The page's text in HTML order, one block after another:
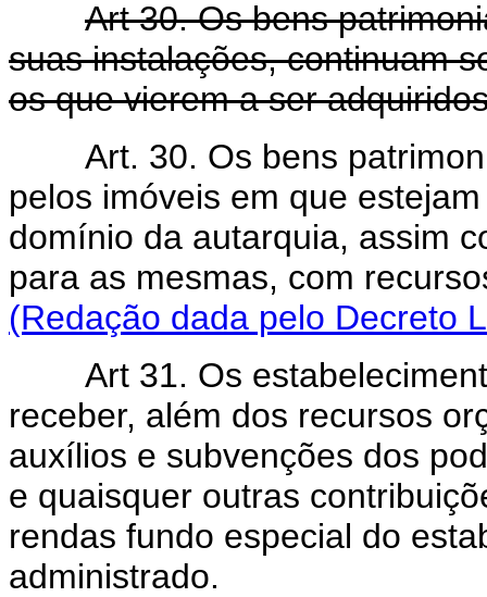
Art 30. Os bens
suas instalações, continuam
os que vierem a ser
Art. 30. Os bens
pelos imóveis em que
domínio da autarquia, assim
para as mesmas, com
(Redação dada pelo Decreto
Art 31. Os
receber, além dos recursos
auxílios e subvenções dos
e quaisquer outras
rendas fundo especial do
administrado.